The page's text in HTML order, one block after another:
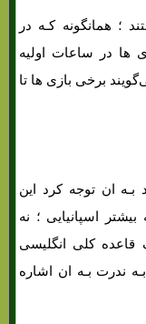
؛ همانگونه کـه در
ها در ساعات اولیه
می‌گویند برخی بازی ها تا
بـه ان توجه کرد این
بیشتر اسپانیایی ؛ نه
قاعده کلی انگلیسی
ندرت بـه ان اشاره